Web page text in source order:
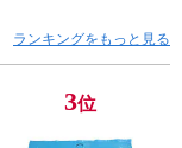
ランキングをもっと見る
3位